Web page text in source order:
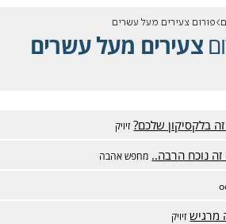
פורום צעירים מעל עשרים
צעירים מעל עשרים
בלקסיקון שלכם? זיויק
זה נוכח הרבה.. מחפש אהבה
מרגיש זיויק